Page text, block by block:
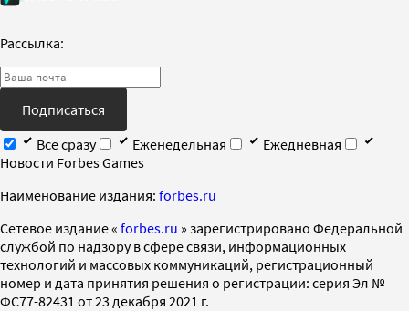
Рассылка:
Подписаться
Все сразу
Еженедельная
Ежедневная
Новости Forbes Games
Наименование издания: forbes.ru
Cетевое издание « forbes.ru » зарегистрировано Федеральной
службой по надзору в сфере связи, информационных
технологий и массовых коммуникаций, регистрационный
номер и дата принятия решения о регистрации: серия Эл №
ФС77-82431 от 23 декабря 2021 г.